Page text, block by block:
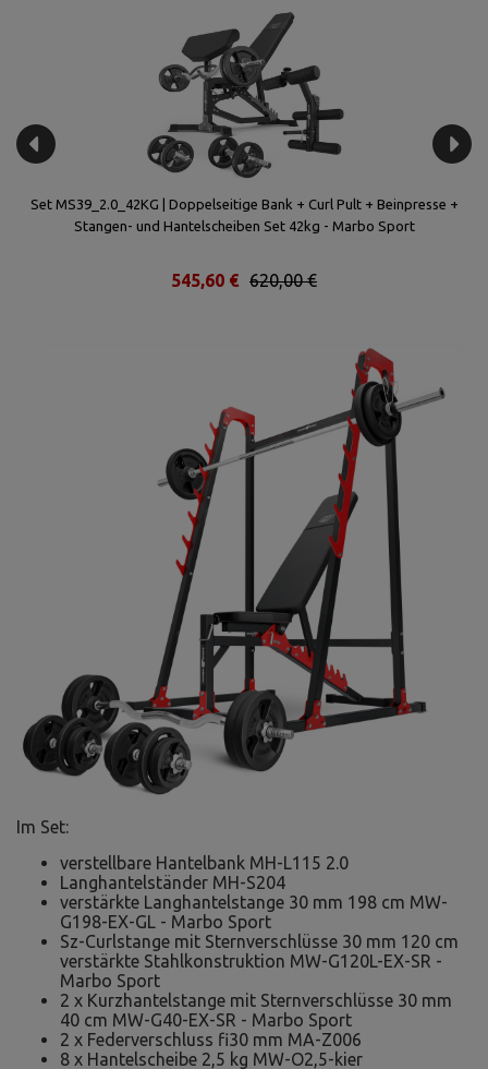
Set MS39_2.0_42KG | Doppelseitige Bank + Curl Pult + Beinpresse +
Stangen- und Hantelscheiben Set 42kg - Marbo Sport
620,00 €
545,60 €
Im Set:
verstellbare Hantelbank MH-L115 2.0
Langhantelständer MH-S204
verstärkte Langhantelstange 30 mm 198 cm MW-
G198-EX-GL - Marbo Sport
Sz-Curlstange mit Sternverschlüsse 30 mm 120 cm
verstärkte Stahlkonstruktion MW-G120L-EX-SR -
Marbo Sport
2 x Kurzhantelstange mit Sternverschlüsse 30 mm
40 cm MW-G40-EX-SR - Marbo Sport
2 x Federverschluss fi30 mm MA-Z006
8 x Hantelscheibe 2,5 kg MW-O2,5-kier